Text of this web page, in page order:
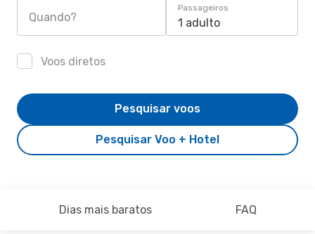
Quando?
Passageiros
1 adulto
Voos diretos
Pesquisar Voo + Hotel
Pesquisar voos
Dias mais baratos FAQ